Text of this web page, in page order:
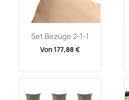
Set Bezüge 2-1-1
Von177,88 €